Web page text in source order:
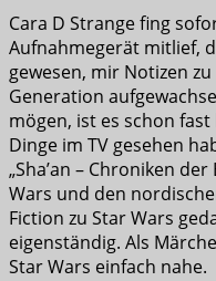
Cara D Strange fing
Aufnahmegerät mitlief,
gewesen, mir Notizen
Generation
mögen, ist es schon
Dinge im TV gesehen
„Sha’an – Chroniken
Wars und den
Fiction zu Star Wars
eigenständig. Als
Star Wars einfach nahe.